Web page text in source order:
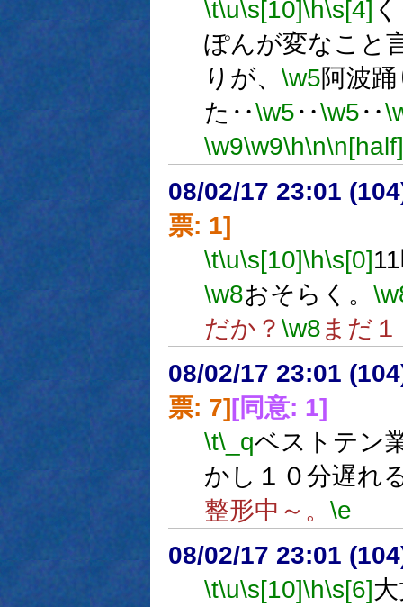
\t\u\s[10]\h\s[4]
ぽんが変なこと
りが、 \w5阿波
た‥\w5‥\w5‥
\w9\w9\h\n\n[half]
08/02/17 23:01
票: 1]
\t\u\s[10]\h\s[0]
\w8おそらく。
だか？ \w8まだ
08/02/17 23:01
票: 7][同意: 1]
\t\_qベストテン
かし１０分遅れ
整形中～。 \e
08/02/17 23:01
\t\u\s[10]\h\s[6]